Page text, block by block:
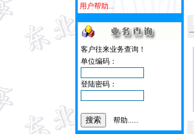
用户帮助...
客户往来业务查询！
单位编码：
登陆密码：
帮助......